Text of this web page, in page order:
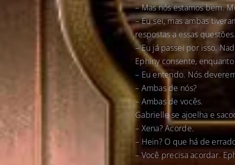
– Mas nós estamos bem.
– Eu sei, mas ambas
respostas a essas
– Eu já passei por isso.
Ephiny consente,
– Eu entendo. Nós
– Ambas de nós?
– Ambas de vocês.
Gabrielle se ajoelha e
– Xena? Acorde.
– Hein? O que há de
– Você precisa acordar.